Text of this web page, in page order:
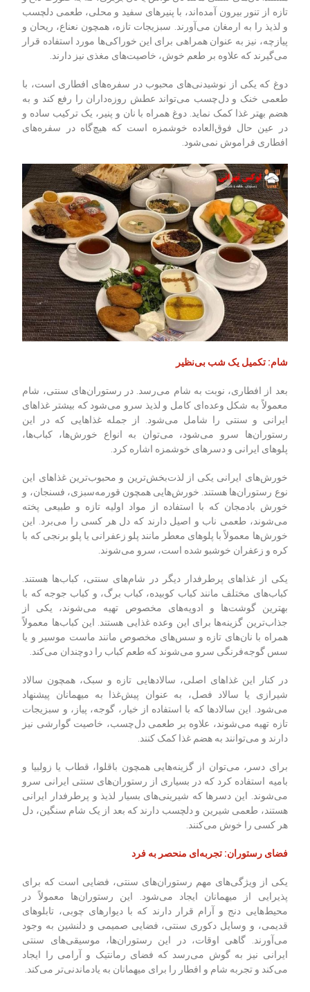
تازه از تنور بیرون آمده‌اند، با پنیرهای سفید و محلی، طعمی دلچسب
و لذیذ را به ارمغان می‌آورند. سبزیجات تازه، همچون نعناع، ریحان و
پیازچه، نیز به عنوان همراهی برای این خوراکی‌ها مورد استفاده قرار
می‌گیرند که علاوه بر طعم خوش، خاصیت‌های مغذی نیز دارند
دوغ که یکی از نوشیدنی‌های محبوب در سفره‌های افطاری است، با
طعمی خنک و دل‌چسب می‌تواند عطش روزه‌داران را رفع کند و به
هضم بهتر غذا کمک نماید. دوغ همراه با نان و پنیر، یک ترکیب ساده و
در عین حال فوق‌العاده خوشمزه است که هیچ‌گاه در سفره‌های
افطاری فراموش نمی‌شود
شام: تکمیل یک شب بی‌نظیر
بعد از افطاری، نوبت به شام می‌رسد. در رستوران‌های سنتی، شام
معمولاً به شکل وعده‌ای کامل و لذیذ سرو می‌شود که بیشتر غذاهای
ایرانی و سنتی را شامل می‌شود. از جمله غذاهایی که در این
رستوران‌ها سرو می‌شود، می‌توان به انواع خورش‌ها، کباب‌ها،
پلوهای ایرانی و دسرهای خوشمزه اشاره کرد
خورش‌های ایرانی یکی از لذت‌بخش‌ترین و محبوب‌ترین غذاهای این
نوع رستوران‌ها هستند. خورش‌هایی همچون قورمه‌سبزی، فسنجان، و
خورش بادمجان که با استفاده از مواد اولیه تازه و طبیعی پخته
می‌شوند، طعمی ناب و اصیل دارند که دل هر کسی را می‌برد. این
خورش‌ها معمولاً با پلوهای معطر مانند پلو زعفرانی یا پلو برنجی که با
کره و زعفران خوشبو شده است، سرو می‌شوند
یکی از غذاهای پرطرفدار دیگر در شام‌های سنتی، کباب‌ها هستند.
کباب‌های مختلف مانند کباب کوبیده، کباب برگ، و کباب جوجه که با
بهترین گوشت‌ها و ادویه‌های مخصوص تهیه می‌شوند، یکی از
جذاب‌ترین گزینه‌ها برای این وعده غذایی هستند. این کباب‌ها معمولاً
همراه با نان‌های تازه و سس‌های مخصوص مانند ماست موسیر و یا
سس گوجه‌فرنگی سرو می‌شوند که طعم کباب را دوچندان می‌کند
در کنار این غذاهای اصلی، سالادهایی تازه و سبک، همچون سالاد
شیرازی یا سالاد فصل، به عنوان پیش‌غذا به میهمانان پیشنهاد
می‌شود. این سالادها که با استفاده از خیار، گوجه، پیاز، و سبزیجات
تازه تهیه می‌شوند، علاوه بر طعمی دل‌چسب، خاصیت گوارشی نیز
دارند و می‌توانند به هضم غذا کمک کنند
برای دسر، می‌توان از گزینه‌هایی همچون باقلوا، قطاب یا زولبیا و
بامیه استفاده کرد که در بسیاری از رستوران‌های سنتی ایرانی سرو
می‌شوند. این دسرها که شیرینی‌های بسیار لذیذ و پرطرفدار ایرانی
هستند، طعمی شیرین و دلچسب دارند که بعد از یک شام سنگین، دل
هر کسی را خوش می‌کنند
فضای رستوران: تجربه‌ای منحصر به فرد
یکی از ویژگی‌های مهم رستوران‌های سنتی، فضایی است که برای
پذیرایی از میهمانان ایجاد می‌شود. این رستوران‌ها معمولاً در
محیط‌هایی دنج و آرام قرار دارند که با دیوارهای چوبی، تابلوهای
قدیمی، و وسایل دکوری سنتی، فضایی صمیمی و دلنشین به وجود
می‌آورند. گاهی اوقات، در این رستوران‌ها، موسیقی‌های سنتی
ایرانی نیز به گوش می‌رسد که فضای رمانتیک و آرامی را ایجاد
می‌کند و تجربه شام و افطار را برای میهمانان به یادماندنی‌تر می‌کند